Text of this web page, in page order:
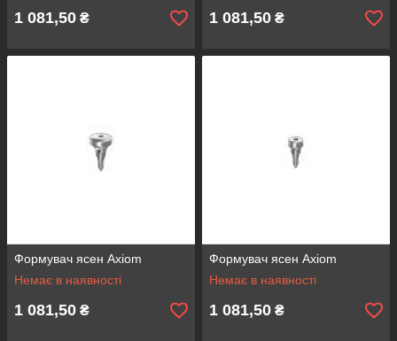
1 081,50 ₴ 1 081,50 ₴
Формувач ясен Axiom
Немає в наявності
1 081,50 ₴
Формувач ясен Axiom
Немає в наявності
1 081,50 ₴